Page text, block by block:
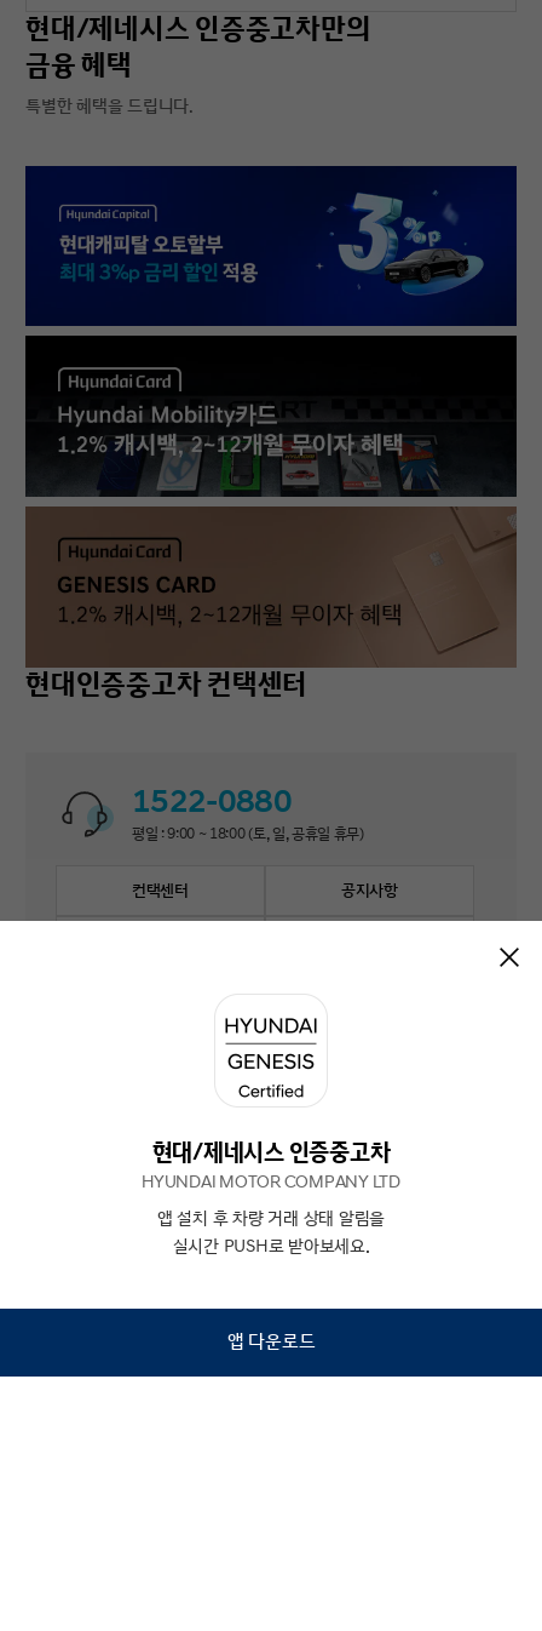
현대/제네시스 인증중고차만의
금융 혜택
특별한 혜택을 드립니다.
현대인증중고차 컨택센터
1522-0880
평일 : 9:00 ~ 18:00 (토, 일, 공휴일 휴무)
컨택센터 공지사항
검색
현대/제네시스 인증중고차
HYUNDAI MOTOR COMPANY LTD
앱 설치 후 차량 거래 상태 알림을
실시간 PUSH로 받아보세요.
앱 다운로드